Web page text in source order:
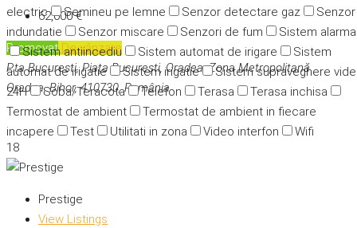
electric
Semineu pe lemne Senzor detectare gaz
Senzor
indundatie
Senzor miscare Senzori de fum
Sistem alarma
Sistem antiincediu
Sistem automat de irigare
Sistem
automat de irigatie
Sistem irigatie
Sistem supraveghere
24H
Soba/Teracota Telefon Terasa
Terasa inchisa
Termostat de ambient
Termostat de ambient in fiecare
incapere
Test Utilitati in zona Video interfon Wifi
62,000 €
PromovatDe vânzare
P.ta Bucuresti, Piața București, Oradea, Zona Metropolitană
Oradea, Bihor, 410730, România
18
Prestige
View Listings